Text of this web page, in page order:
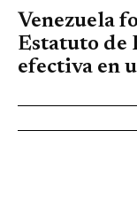
Venezuela
Estatuto de
efectiva en